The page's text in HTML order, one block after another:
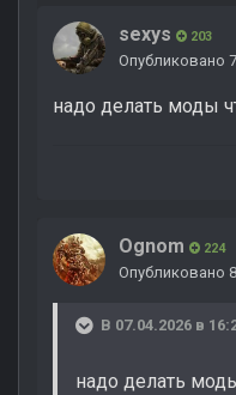
sexys 203
Опубликовано
надо делать моды
Ognom 224
Опубликовано
В 07.04.2026 в
надо делать